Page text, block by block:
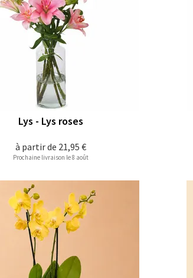
à partir de 21,95 €
Lys - Lys roses
Prochaine livraison le 8 août